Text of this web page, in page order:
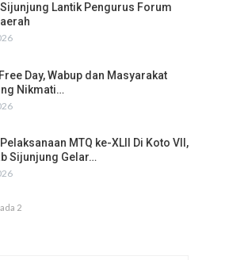
Lantik Pengurus Forum
Day, Wabup dan Masyarakat
Nikmati…
MTQ ke-XLII Di Koto VII,
Sijunjung Gelar…
2